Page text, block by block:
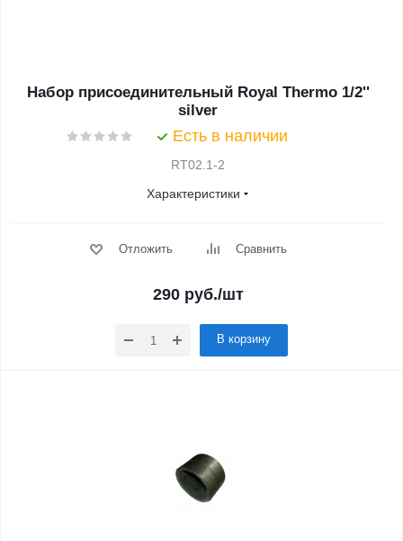
Набор присоединительный Royal Thermo 1/2''
silver
Есть в наличии
RT02.1-2
Характеристики
Отложить Сравнить
290 руб./шт
В корзину